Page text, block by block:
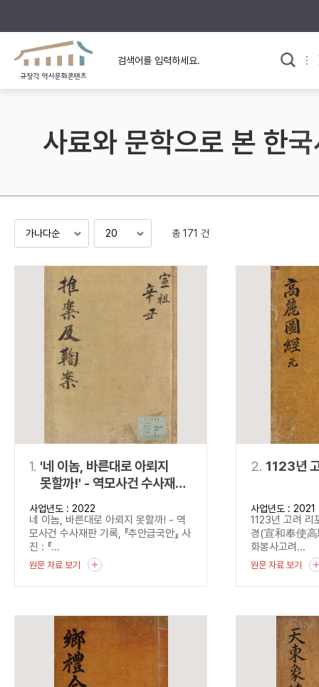
규장각의 어제와 오늘
규장각 소개영상
사료와 문학으로 본
고대
고려
조선 후기
검색 연산자 사용안내
정조 AND 정약용
“정조”와 “정약
“정조” 또는 “
NOT 정조 NOT 정약용
“정조”가 나온
료를 검색
사료와 문학으로 본 한
총 171 건
1. '네 이놈, 바른대로 아뢰지
못할까!' - 역모사건 수사재판
기록, 『추안급국안』
사업년도 : 2022
네 이놈, 바른대로 아뢰지 못할까! - 역
모사건 수사재판 기록, 『추안급국안』 사
진 : 『...
원문 자료 보기
2. 1123년
사업년도 : 2021
1123년 고려 리
경(宣和奉使高
화봉사고려...
원문 자료 보기